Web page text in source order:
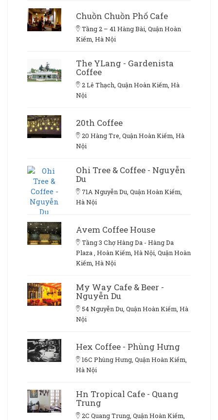
Chuồn Chuồn Phố Cafe
Tầng 2 – 41 Hàng Bài, Quận Hoàn
Kiếm, Hà Nội
The YLang - Gardenista
Coffee
2 Lê Thạch, Quận Hoàn Kiếm, Hà
Nội
20th Coffee
20 Hàng Tre, Quận Hoàn Kiếm, Hà
Nội
Ohi Tree & Coffee - Nguyễn
Du
71A Nguyễn Du, Quận Hoàn Kiếm,
Hà Nội
Avem Coffee House
Tầng 3 Chợ Hàng Da - Hàng Da
Plaza , Hoàn Kiếm, Hà Nội, Quận Hoàn
Kiếm, Hà Nội
My Way Cafe & Beer -
Nguyễn Du
54 Nguyễn Du, Quận Hoàn Kiếm, Hà
Nội
Hex Coffee - Phùng Hưng
16C Phùng Hưng, Quận Hoàn Kiếm,
Hà Nội
Hn Tropical Cafe - Quang
Trung
2C Quang Trung, Quận Hoàn Kiếm,